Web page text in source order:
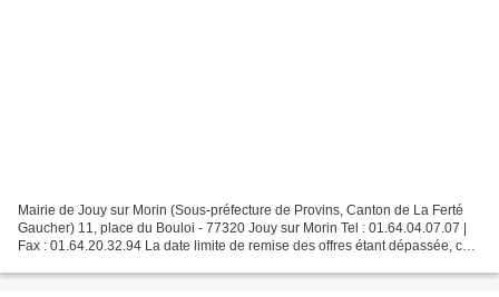
Mairie de Jouy sur Morin (Sous-préfecture de Provins, Canton de La Ferté
Gaucher) 11, place du Bouloi - 77320 Jouy sur Morin Tel : 01.64.04.07.07 |
Fax : 01.64.20.32.94 La date limite de remise des offres étant dépassée, ce